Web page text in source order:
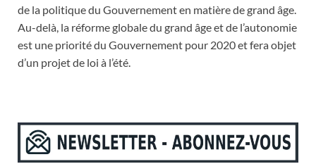
de la politique du Gouvernement en matière de grand âge.
Au-delà, la réforme globale du grand âge et de l’autonomie
est une priorité du Gouvernement pour 2020 et fera objet
d’un projet de loi à l’été.